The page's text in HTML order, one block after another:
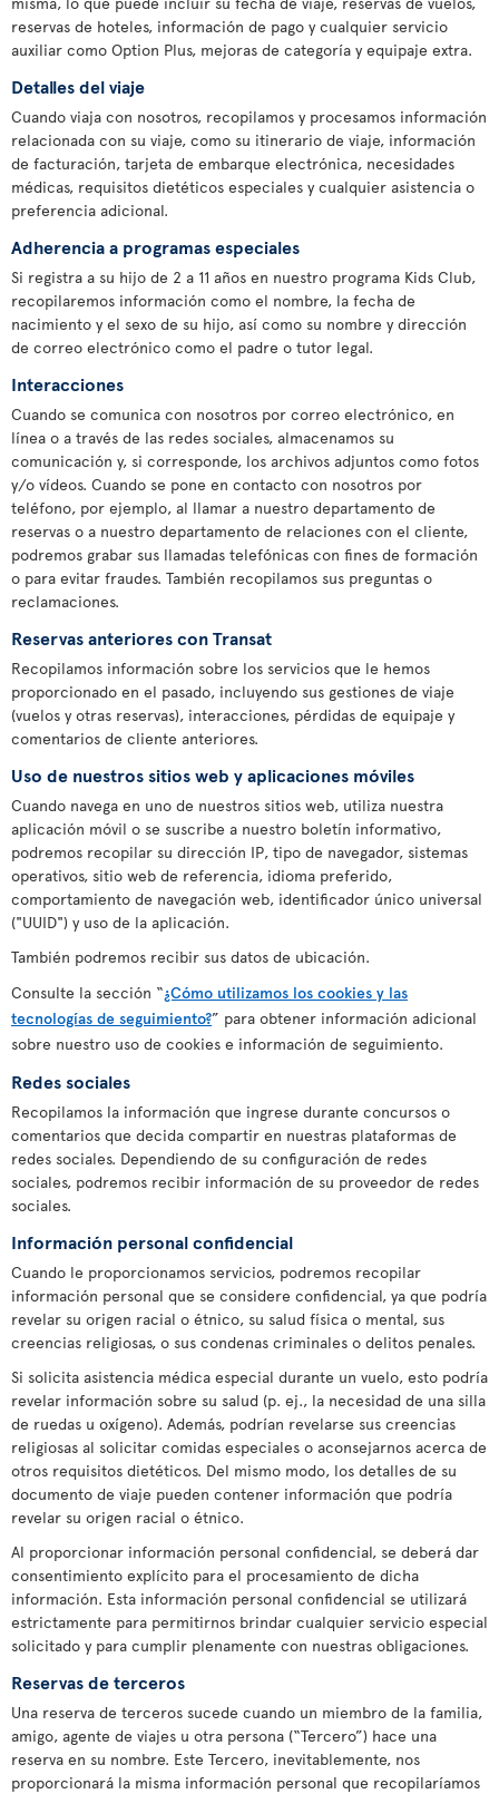
reservas de hoteles, información de pago y cualquier servicio
auxiliar como Option Plus, mejoras de categoría y equipaje extra.
Detalles del viaje
Cuando viaja con nosotros, recopilamos y procesamos información
relacionada con su viaje, como su itinerario de viaje, información
de facturación, tarjeta de embarque electrónica, necesidades
médicas, requisitos dietéticos especiales y cualquier asistencia o
preferencia adicional.
Adherencia a programas especiales
Si registra a su hijo de 2 a 11 años en nuestro programa Kids Club,
recopilaremos información como el nombre, la fecha de
nacimiento y el sexo de su hijo, así como su nombre y dirección
de correo electrónico como el padre o tutor legal.
Interacciones
Cuando se comunica con nosotros por correo electrónico, en
línea o a través de las redes sociales, almacenamos su
comunicación y, si corresponde, los archivos adjuntos como fotos
y/o vídeos. Cuando se pone en contacto con nosotros por
teléfono, por ejemplo, al llamar a nuestro departamento de
reservas o a nuestro departamento de relaciones con el cliente,
podremos grabar sus llamadas telefónicas con fines de formación
o para evitar fraudes. También recopilamos sus preguntas o
reclamaciones.
Reservas anteriores con Transat
Recopilamos información sobre los servicios que le hemos
proporcionado en el pasado, incluyendo sus gestiones de viaje
(vuelos y otras reservas), interacciones, pérdidas de equipaje y
comentarios de cliente anteriores.
Uso de nuestros sitios web y aplicaciones móviles
Cuando navega en uno de nuestros sitios web, utiliza nuestra
aplicación móvil o se suscribe a nuestro boletín informativo,
podremos recopilar su dirección IP, tipo de navegador, sistemas
operativos, sitio web de referencia, idioma preferido,
comportamiento de navegación web, identificador único universal
("UUID") y uso de la aplicación.
También podremos recibir sus datos de ubicación.
Consulte la sección “¿Cómo utilizamos los cookies y las
tecnologías de seguimiento?” para obtener información adicional
sobre nuestro uso de cookies e información de seguimiento.
Redes sociales
Recopilamos la información que ingrese durante concursos o
comentarios que decida compartir en nuestras plataformas de
redes sociales. Dependiendo de su configuración de redes
sociales, podremos recibir información de su proveedor de redes
sociales.
Información personal confidencial
Cuando le proporcionamos servicios, podremos recopilar
información personal que se considere confidencial, ya que podría
revelar su origen racial o étnico, su salud física o mental, sus
creencias religiosas, o sus condenas criminales o delitos penales.
Si solicita asistencia médica especial durante un vuelo, esto podría
revelar información sobre su salud (p. ej., la necesidad de una silla
de ruedas u oxígeno). Además, podrían revelarse sus creencias
religiosas al solicitar comidas especiales o aconsejarnos acerca de
otros requisitos dietéticos. Del mismo modo, los detalles de su
documento de viaje pueden contener información que podría
revelar su origen racial o étnico.
Al proporcionar información personal confidencial, se deberá dar
consentimiento explícito para el procesamiento de dicha
información. Esta información personal confidencial se utilizará
estrictamente para permitirnos brindar cualquier servicio especial
solicitado y para cumplir plenamente con nuestras obligaciones.
Reservas de terceros
Una reserva de terceros sucede cuando un miembro de la familia,
amigo, agente de viajes u otra persona (“Tercero”) hace una
reserva en su nombre. Este Tercero, inevitablemente, nos
proporcionará la misma información personal que recopilaríamos